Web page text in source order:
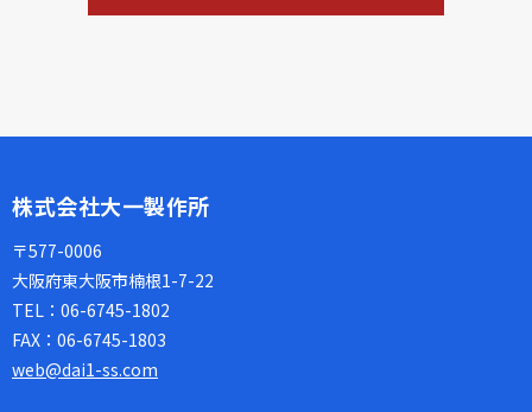
株式会社大一製作所
〒577-0006
大阪府東大阪市楠根1-7-22
TEL： 06-6745-1802
FAX： 06-6745-1803
web@dai1-ss.com